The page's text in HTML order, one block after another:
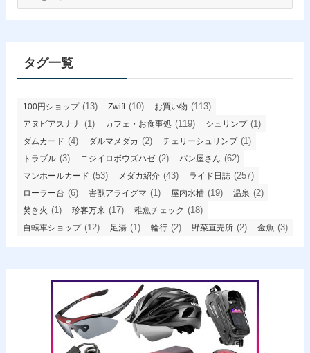
タグ一覧
100円ショップ(13) Zwift (10) お買い物 (113)
アヌビアスナナ (1) カフェ・お食事処 (119) シュリンプ(1)
ダムカード (4) ダルマメダカ (2) チェリーシュリンプ(1)
トラブル (3) ニジイロボウズハゼ (2) パン屋さん (62)
マンホールカード (53) メダカ紹介 (43) ライド日誌 (257)
ローラー台 (6) 害獣アライグマ (1) 屋内水槽 (19) 温泉 (2)
焚き火 (1) 珍客万来 (17) 稚魚チェック (18)
自転車ショップ(12) 足湯 (1) 輪行 (2) 野菜直売所 (2) 金魚 (3)